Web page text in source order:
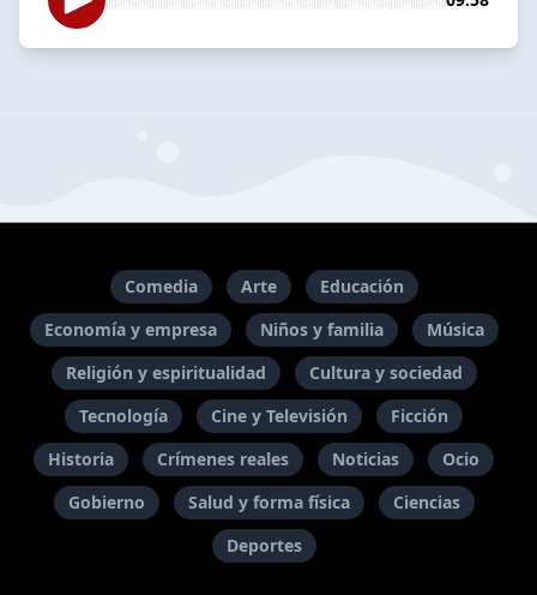
Comedia Arte
Educación
Economía y empresa
Niños y familia
Música
Religión y espiritualidad
Cultura y sociedad
Tecnología
Cine y Televisión
Ficción
Historia
Crímenes reales Noticias
Ocio
Gobierno
Salud y forma física
Ciencias
Deportes